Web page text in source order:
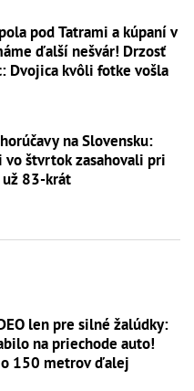
pod Tatrami a kúpaní v
ďalší nešvár! Drzosť
Dvojica kvôli fotke vošla
na Slovensku:
vo štvrtok zasahovali pri
už 83-krát
len pre silné žalúdky:
na priechode auto!
150 metrov ďalej